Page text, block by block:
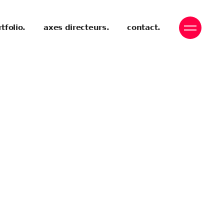
axes directeurs. contact.